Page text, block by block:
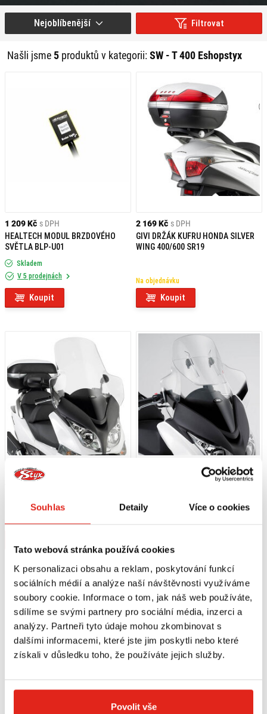
Souhlas Detaily Více o cookies
Tato webová stránka používá cookies
K personalizaci obsahu a reklam, poskytování funkcí
sociálních médií a analýze naší návštěvnosti využíváme
soubory cookie. Informace o tom, jak náš web používáte,
sdílíme se svými partnery pro sociální média, inzerci a
analýzy. Partneři tyto údaje mohou zkombinovat s
dalšími informacemi, které jste jim poskytli nebo které
získali v důsledku toho, že používáte jejich služby.
Povolit vše
Filtrovat
Našli jsme5 produktů v kategorii:SW - T 400 Eshopstyx
Nejoblíbenější
1 209 Kč s DPH
HEALTECH MODUL BRZDOVÉHO
SVĚTLA BLP-U01
Skladem
V 5 prodejnách
Koupit
2 169 Kč s DPH
GIVI DRŽÁK KUFRU HONDA SILVER
WING 400/600 SR19
Na objednávku
Koupit
3 739 Kč s DPH
D318ST
Na objednávku
400/600 AF318
Na objednávku